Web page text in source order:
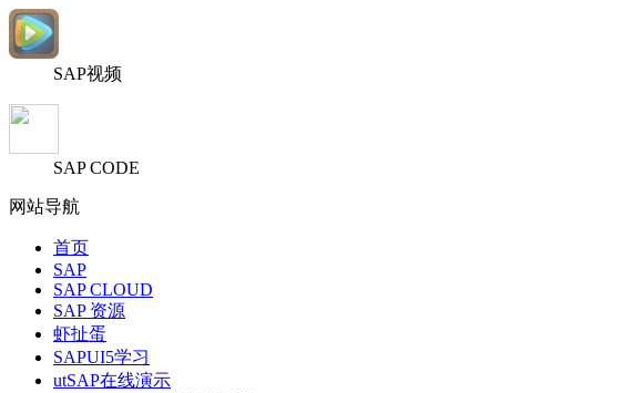
SAP视频
SAP CODE
网站导航
首页
SAP
SAP CLOUD
SAP 资源
虾扯蛋
SAPUI5学习
utSAP在线演示